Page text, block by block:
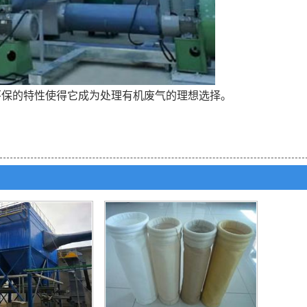
的特性使得它成为处理有机废气的理想选择。